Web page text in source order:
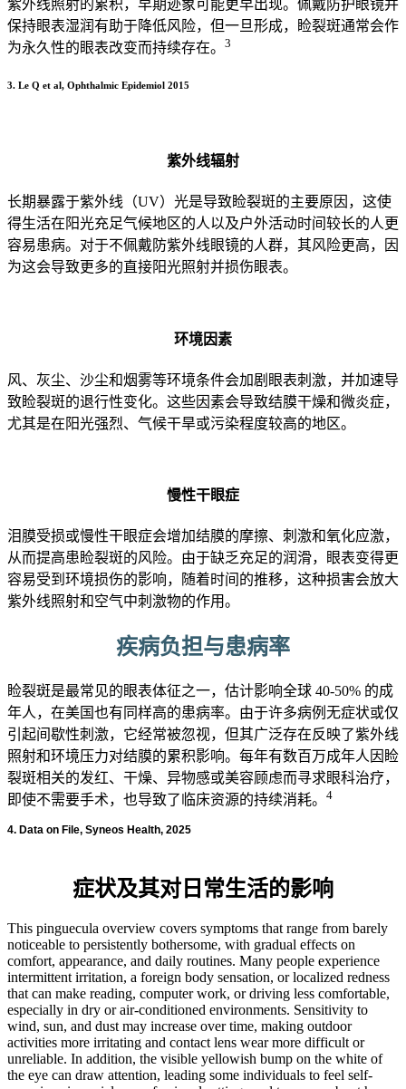
紫外线照射的累积，早期迹象可能更早出现。佩戴防护眼镜并
保持眼表湿润有助于降低风险，但一旦形成，睑裂斑通常会作
为永久性的眼表改变而持续存在。 3
3. Le Q et al, Ophthalmic Epidemiol 2015
紫外线辐射
长期暴露于紫外线（UV）光是导致睑裂斑的主要原因，这使
得生活在阳光充足气候地区的人以及户外活动时间较长的人更
容易患病。对于不佩戴防紫外线眼镜的人群，其风险更高，因
为这会导致更多的直接阳光照射并损伤眼表。
环境因素
风、灰尘、沙尘和烟雾等环境条件会加剧眼表刺激，并加速导
致睑裂斑的退行性变化。这些因素会导致结膜干燥和微炎症，
尤其是在阳光强烈、气候干旱或污染程度较高的地区。
慢性干眼症
泪膜受损或慢性干眼症会增加结膜的摩擦、刺激和氧化应激，
从而提高患睑裂斑的风险。由于缺乏充足的润滑，眼表变得更
容易受到环境损伤的影响，随着时间的推移，这种损害会放大
紫外线照射和空气中刺激物的作用。
疾病负担与患病率
睑裂斑是最常见的眼表体征之一，估计影响全球 40-50% 的成
年人，在美国也有同样高的患病率。由于许多病例无症状或仅
引起间歇性刺激，它经常被忽视，但其广泛存在反映了紫外线
照射和环境压力对结膜的累积影响。每年有数百万成年人因睑
裂斑相关的发红、干燥、异物感或美容顾虑而寻求眼科治疗，
即使不需要手术，也导致了临床资源的持续消耗。 4
4. Data on File, Syneos Health, 2025
症状及其对日常生活的影响
This pinguecula overview covers symptoms that range from barely
noticeable to persistently bothersome, with gradual effects on
comfort, appearance, and daily routines. Many people experience
intermittent irritation, a foreign body sensation, or localized redness
that can make reading, computer work, or driving less comfortable,
especially in dry or air-conditioned environments. Sensitivity to
wind, sun, and dust may increase over time, making outdoor
activities more irritating and contact lens wear more difficult or
unreliable. In addition, the visible yellowish bump on the white of
the eye can draw attention, leading some individuals to feel self-